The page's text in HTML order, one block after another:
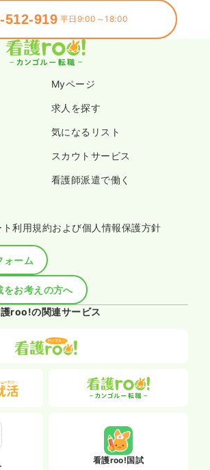
512-919 平日9:00～18:00
Myページ
求人を探す
気になるリスト
スカウトサービス
看護師派遣で働く
利用規約および個人情報保護方針
ォーム
をお考えの方へ
roo!の関連サービス
看護roo!国試